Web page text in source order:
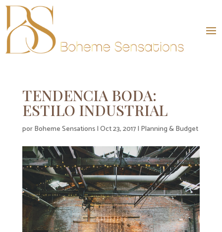
TENDENCIA BODA:
ESTILO INDUSTRIAL
porBoheme Sensations|Oct 23, 2017| Planning & Budget